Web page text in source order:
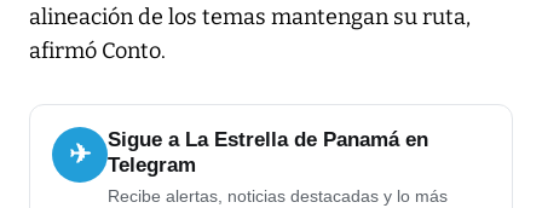
alineación de los temas mantengan su ruta,
afirmó Conto.
✈
Sigue a La Estrella de Panamá en
Telegram
Recibe alertas, noticias destacadas y lo más